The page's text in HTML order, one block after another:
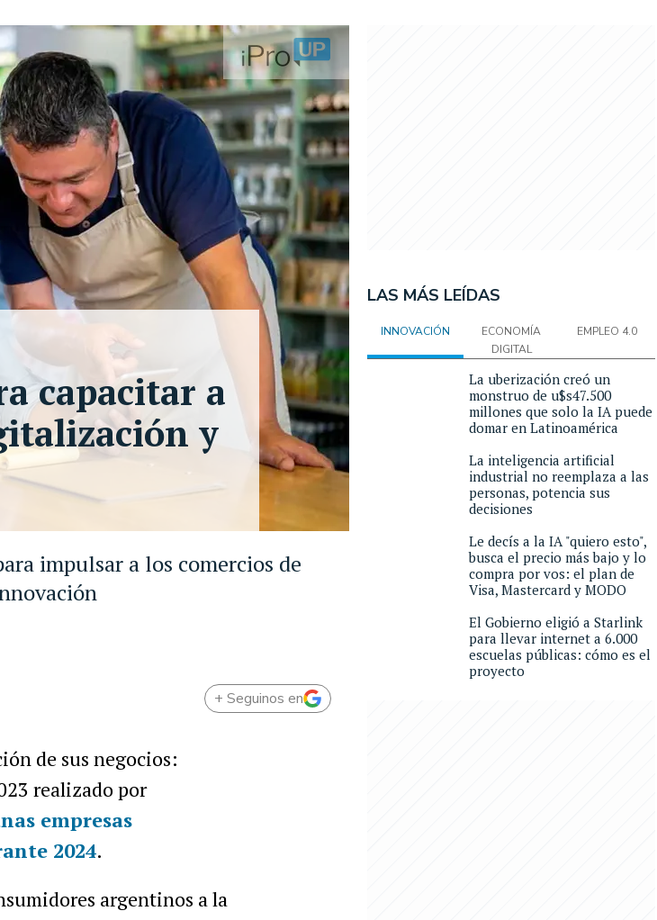
impulsar a los comercios de
capacitar a
y
+ Seguinos en
de sus negocios:
realizado por
empresas
2024.
argentinos a la
LAS MÁS LEÍDAS
INNOVACIÓN
ECONOMÍA
DIGITAL
EMPLEO 4.0
La uberización creó un
monstruo de u$s47.500
millones que solo la IA puede
domar en Latinoamérica
La inteligencia artificial
industrial no reemplaza a las
personas, potencia sus
decisiones
Le decís a la IA "quiero esto",
busca el precio más bajo y lo
compra por vos: el plan de
Visa, Mastercard y MODO
El Gobierno eligió a Starlink
para llevar internet a 6.000
escuelas públicas: cómo es el
proyecto